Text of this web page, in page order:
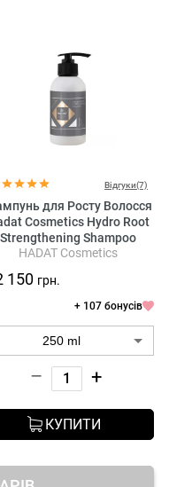
Відгуки(7)
для Росту Волосся
Cosmetics Hydro Root
Strengthening Shampoo
HADAT Cosmetics
150 грн.
+ 107 бонусів
– +
КУПИТИ